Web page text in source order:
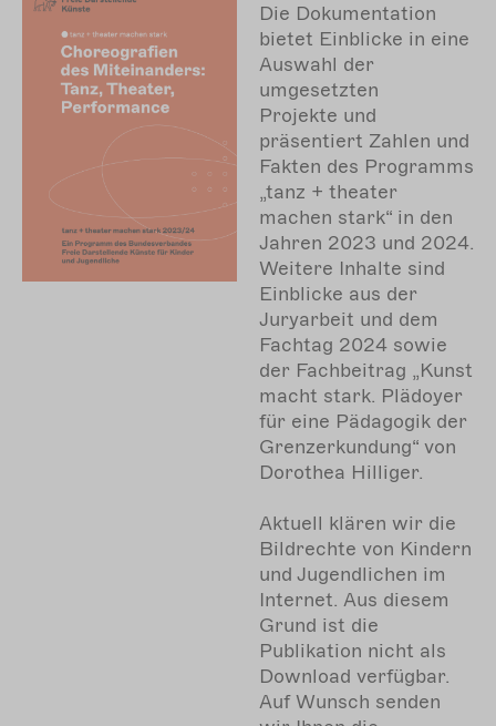
Die Dokumentation
bietet Einblicke in eine
Auswahl der
umgesetzten
Projekte und
präsentiert Zahlen und
Fakten des Programms
„tanz + theater
machen stark“ in den
Jahren 2023 und 2024.
Weitere Inhalte sind
Einblicke aus der
Juryarbeit und dem
Fachtag 2024 sowie
der Fachbeitrag „Kunst
macht stark. Plädoyer
für eine Pädagogik der
Grenzerkundung“ von
Dorothea Hilliger.
Aktuell klären wir die
Bildrechte von Kindern
und Jugendlichen im
Internet. Aus diesem
Grund ist die
Publikation nicht als
Download verfügbar.
Auf Wunsch senden